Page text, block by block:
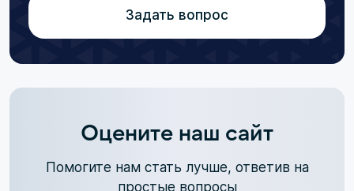
Задать вопрос
Оцените наш сайт
Помогите нам стать лучше, ответив на
простые вопросы